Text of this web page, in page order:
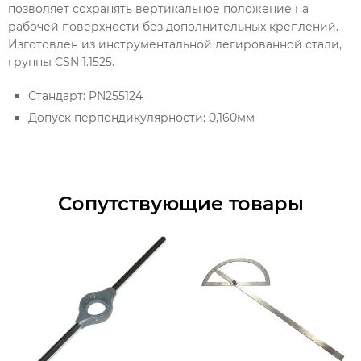
позволяет сохранять вертикальное положение на
рабочей поверхности без дополнительных креплений.
Изготовлен из инструментальной легированной стали,
группы CSN 1.1525.
Стандарт: PN255124
Допуск перпендикулярности: 0,160мм
Сопутствующие товары